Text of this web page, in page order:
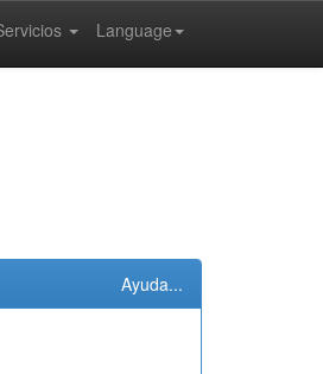
Language
Ayuda...